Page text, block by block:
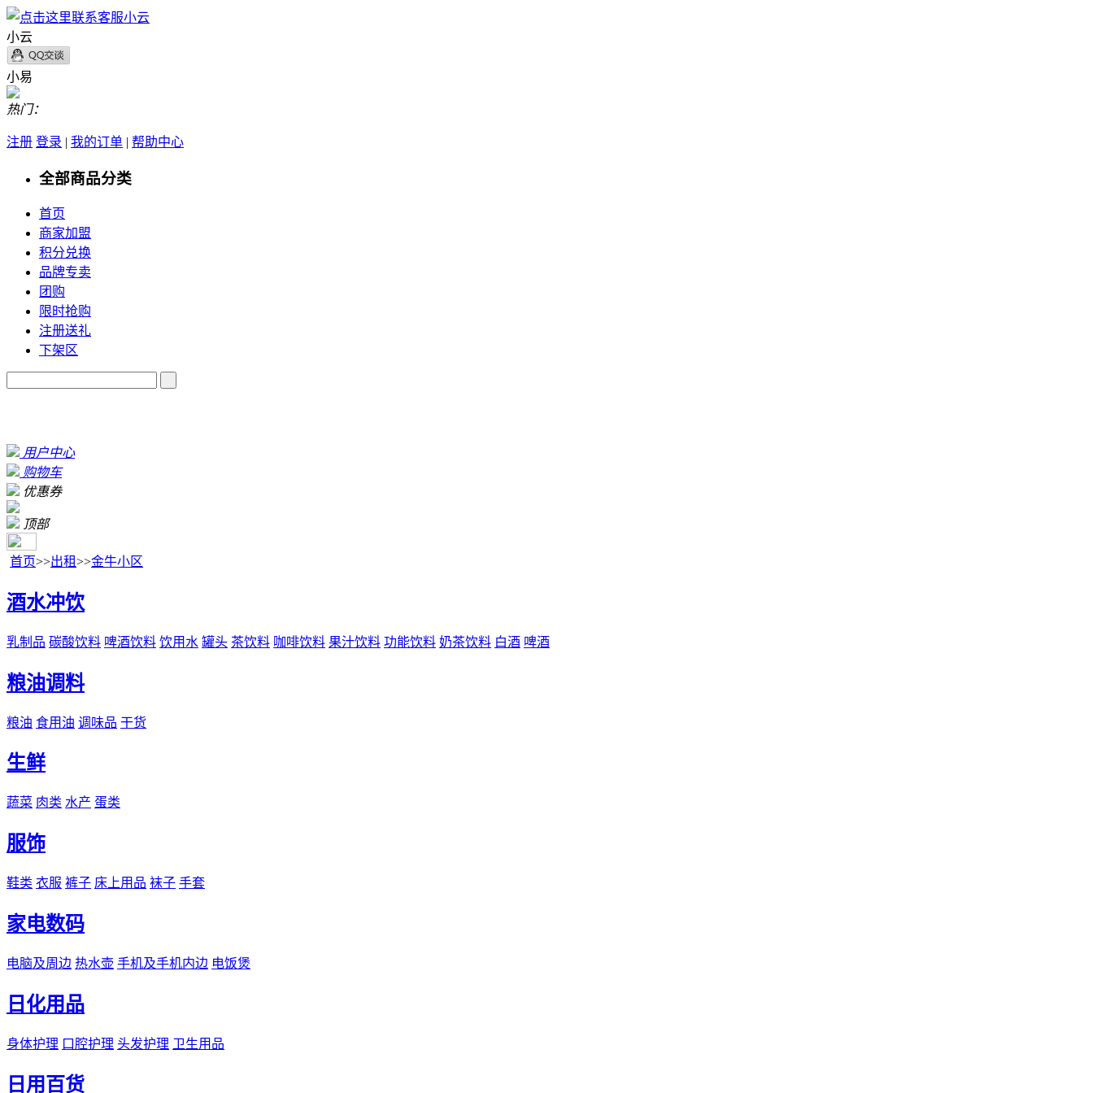
小云
小易
热门：
注册 登录 | 我的订单 | 帮助中心
全部商品分类
首页
商家加盟
积分兑换
品牌专卖
团购
限时抢购
注册送礼
下架区
用户中心
购物车
优惠券
顶部
首页>>出租>>金牛小区
酒水冲饮
乳制品 碳酸饮料 啤酒饮料 饮用水 罐头 茶饮料 咖啡饮料 果汁饮料 功能饮料 奶茶饮料 白酒 啤酒
粮油调料
粮油 食用油 调味品 干货
生鲜
蔬菜 肉类 水产 蛋类
服饰
鞋类 衣服 裤子 床上用品 袜子 手套
家电数码
电脑及周边 热水壶 手机及手机内边 电饭煲
日化用品
身体护理 口腔护理 头发护理 卫生用品
日用百货